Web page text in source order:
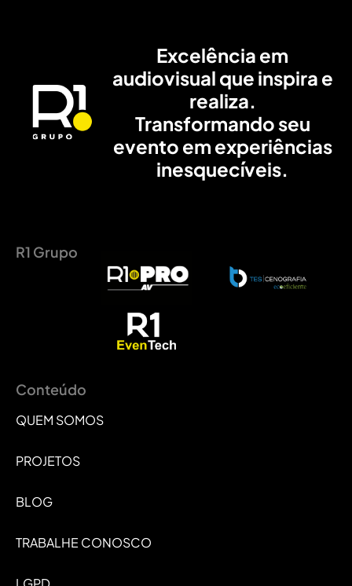
Excelência em
audiovisual que inspira e
realiza.
Transformando seu
evento em experiências
inesquecíveis.
R1 Grupo
Conteúdo
QUEM SOMOS
PROJETOS
BLOG
TRABALHE CONOSCO